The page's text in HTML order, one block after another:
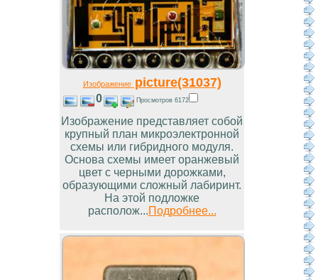
Изображениеpicture(31037)
0 Просмотров 6172
Изображение представляет собой
крупный план микроэлектронной
схемы или гибридного модуля.
Основа схемы имеет оранжевый
цвет с черными дорожками,
образующими сложный лабиринт.
На этой подложке
располож...Подробнее...